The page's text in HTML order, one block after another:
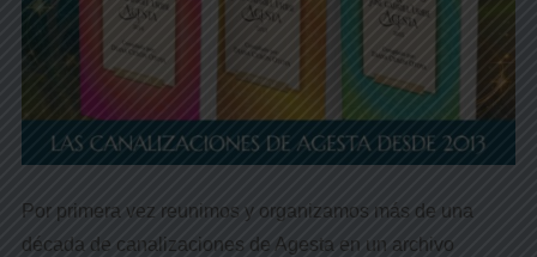
Por primera vez reunimos y organizamos más de una
década de canalizaciones de Agesta en un archivo